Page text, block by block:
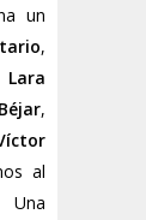
un
,
Lara
,
al